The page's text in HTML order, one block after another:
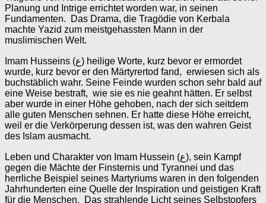
Planung und Intrige errichtet worden war, in seinen
Fundamenten. Das Drama, die Tragödie von Kerbala
machte Yazid zum meistgehassten Mann in der
muslimischen Welt.
Imam Husseins (ع) heilige Worte, kurz bevor er ermordet
wurde, kurz bevor er den Märtyrertod fand, erwiesen sich als
buchstäblich wahr. Seine Feinde wurden schon sehr bald auf
eine Weise bestraft, wie sie es nie geahnt hätten. Er selbst
aber wurde in einer Höhe gehoben, nach der sich seitdem
alle guten Menschen sehnen. Er hatte diese Höhe erreicht,
weil er die Verkörperung dessen ist, was den wahren Geist
des Islam ausmacht.
Leben und Charakter von Imam Hussein (ع), sein Kampf
gegen die Mächte der Finsternis und Tyrannei und das
herrliche Beispiel seines Martyriums waren in den folgenden
Jahrhunderten eine Quelle der Inspiration und geistigen Kraft
für die Menschen. Das strahlende Licht seines Selbstopfers